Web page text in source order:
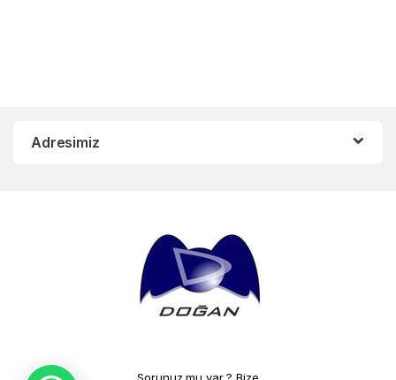
Adresimiz
Sorunuz mu var ? Bize